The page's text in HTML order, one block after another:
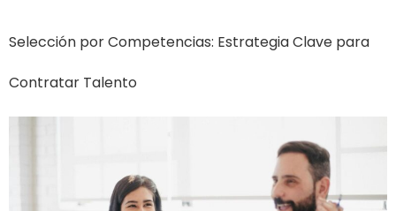
Selección por Competencias: Estrategia Clave para
Contratar Talento